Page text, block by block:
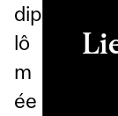
dip
lô
m
ée